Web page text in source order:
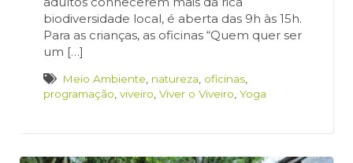
biodiversidade local, é aberta das 9h às 15h.
Para as crianças, as oficinas “Quem quer ser
um […]
Meio Ambiente natureza oficinas
programação viveiro Viver o Viveiro Yoga